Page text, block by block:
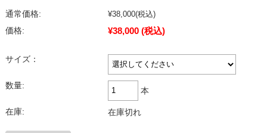
通常価格: ¥38,000(税込)
価格:
¥38,000 (税込)
サイズ：
数量:
本
在庫: 在庫切れ